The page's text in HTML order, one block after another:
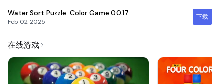
Water Sort Puzzle: Color Game 0.0.17
Feb 02, 2025
下载
在线游戏